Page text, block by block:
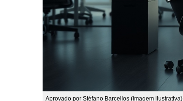
Aprovado por Stéfano Barcellos (imagem ilustrativa)